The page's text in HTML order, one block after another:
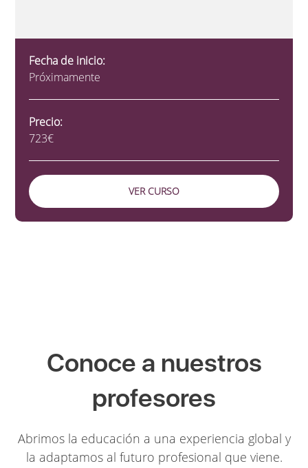
Fecha de inicio:
Próximamente
Precio:
723€
VER CURSO
Conoce a nuestros
profesores
Abrimos la educación a una experiencia global y
la adaptamos al futuro profesional que viene.